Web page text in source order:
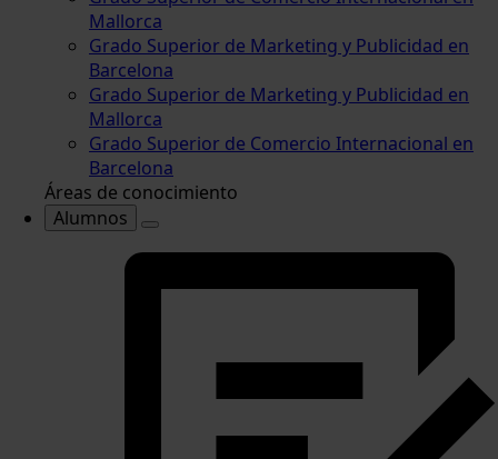
Mallorca
Grado Superior de Marketing y Publicidad en
Barcelona
Grado Superior de Marketing y Publicidad en
Mallorca
Grado Superior de Comercio Internacional en
Barcelona
Áreas de conocimiento
Alumnos